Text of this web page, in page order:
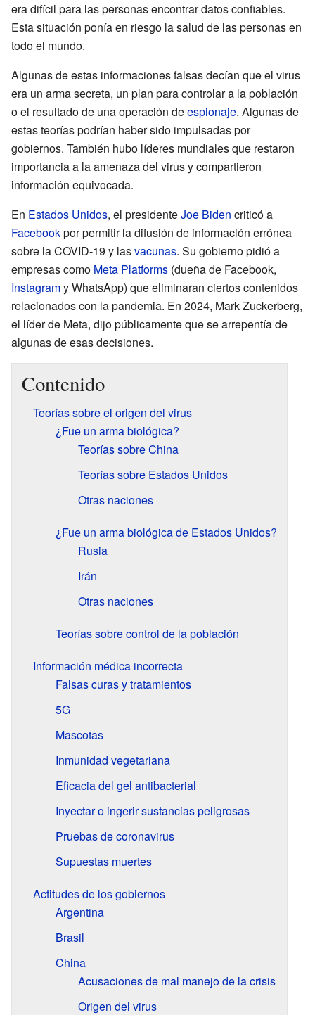
era difícil para las personas encontrar datos confiables.
Esta situación ponía en riesgo la salud de las personas en
todo el mundo.
Algunas de estas informaciones falsas decían que el virus
era un arma secreta, un plan para controlar a la población
o el resultado de una operación deespionaje. Algunas de
estas teorías podrían haber sido impulsadas por
gobiernos. También hubo líderes mundiales que restaron
importancia a la amenaza del virus y compartieron
información equivocada.
En Estados Unidos, el presidenteJoe Biden criticó a
Facebookpor permitir la difusión de información errónea
sobre la COVID-19 y lasvacunas. Su gobierno pidió a
empresas como Meta Platforms (dueña de Facebook,
Instagramy WhatsApp) que eliminaran ciertos contenidos
relacionados con la pandemia. En 2024, Mark Zuckerberg,
el líder de Meta, dijo públicamente que se arrepentía de
algunas de esas decisiones.
Contenido
Teorías sobre el origen del virus
¿Fue un arma biológica?
Teorías sobre China
Teorías sobre Estados Unidos
Otras naciones
¿Fue un arma biológica de Estados Unidos?
Rusia
Irán
Otras naciones
Teorías sobre control de la población
Información médica incorrecta
Falsas curas y tratamientos
5G
Mascotas
Inmunidad vegetariana
Eficacia del gel antibacterial
Inyectar o ingerir sustancias peligrosas
Pruebas de coronavirus
Supuestas muertes
Actitudes de los gobiernos
Argentina
Brasil
China
Acusaciones de mal manejo de la crisis
Origen del virus